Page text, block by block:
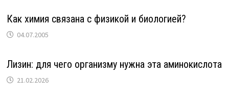
Как химия связана с физикой и биологией?
04.07.2005
Лизин: для чего организму нужна эта аминокислота
21.02.2026